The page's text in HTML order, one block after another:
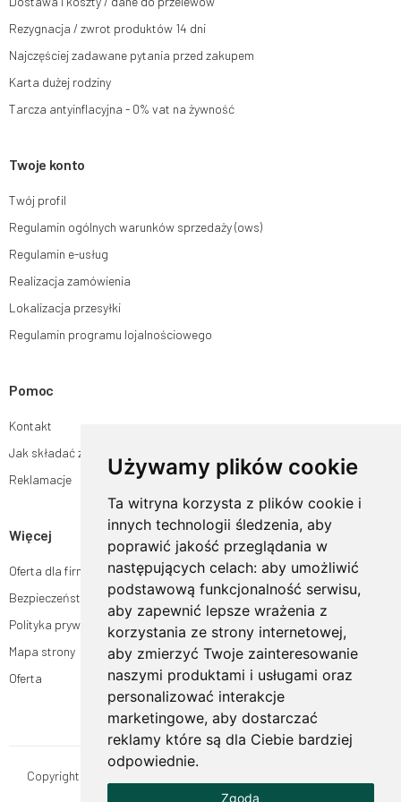
Używamy plików cookie
Ta witryna korzysta z plików cookie i
innych technologii śledzenia, aby
poprawić jakość przeglądania w
następujących celach: aby umożliwić
podstawową funkcjonalność serwisu,
aby zapewnić lepsze wrażenia z
korzystania ze strony internetowej,
aby zmierzyć Twoje zainteresowanie
naszymi produktami i usługami oraz
personalizować interakcje
marketingowe, aby dostarczać
reklamy które są dla Ciebie bardziej
odpowiednie.
Zgoda
Więcej informacji:www.mouton.pl/ODO
Rezygnacja / zwrot produktów 14 dni
Najczęściej zadawane pytania przed zakupem
Karta dużej rodziny
Tarcza antyinflacyjna - 0% vat na żywność
Twoje konto
Twój profil
Regulamin ogólnych warunków sprzedaży (ows)
Regulamin e-usług
Realizacja zamówienia
Lokalizacja przesyłki
Regulamin programu lojalnościowego
Pomoc
Kontakt
Jak składać zamówienia w sklepie ogrodyhildegardy.pl?
Reklamacje
Więcej
Oferta dla firm
Bezpieczeństwo płatności
Polityka prywatności
Mapa strony
Oferta
Copyright © OgrodyHildegardy.pl. Wszystkie prawa zastrzeżone.
MOUTON interactive